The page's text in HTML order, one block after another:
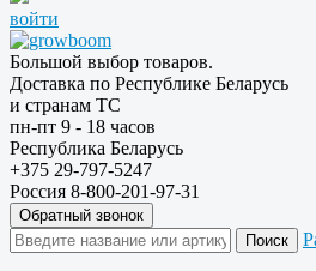
войти
Большой выбор товаров.
Доставка по Республике Беларусь
и странам ТС
пн-пт 9 - 18 часов
Республика Беларусь
+375 29-797-5247
Россия 8-800-201-97-31
Обратный звонок